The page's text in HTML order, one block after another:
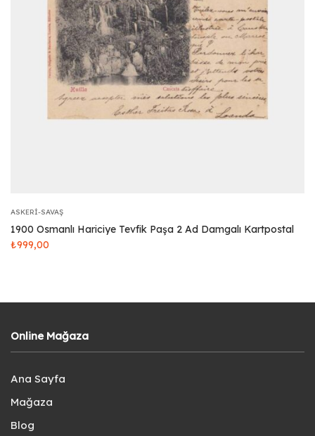
ASKERI-SAVAŞ
1900 Osmanlı Hariciye Tevfik Paşa 2 Ad Damgalı Kartpostal
₺999,00
Online Mağaza
Ana Sayfa
Mağaza
Blog